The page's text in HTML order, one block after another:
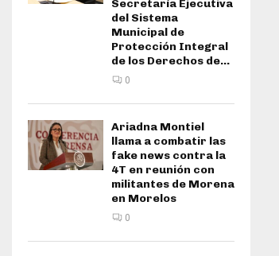
Secretaría Ejecutiva
del Sistema
Municipal de
Protección Integral
de los Derechos de...
0
Ariadna Montiel
llama a combatir las
fake news contra la
4T en reunión con
militantes de Morena
en Morelos
0